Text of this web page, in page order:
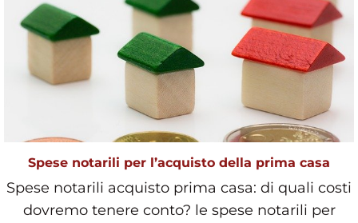
Spese notarili per l’acquisto della prima casa
Spese notarili acquisto prima casa: di quali costi
dovremo tenere conto? le spese notarili per